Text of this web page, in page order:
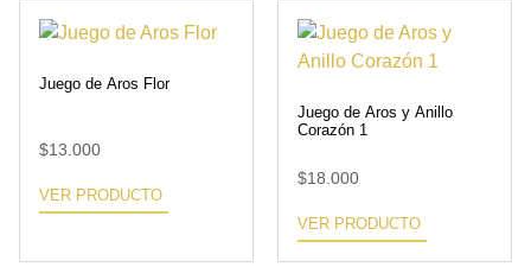
Juego de Aros Flor
$13.000
VER PRODUCTO
Juego de Aros y Anillo
Corazón 1
$18.000
VER PRODUCTO